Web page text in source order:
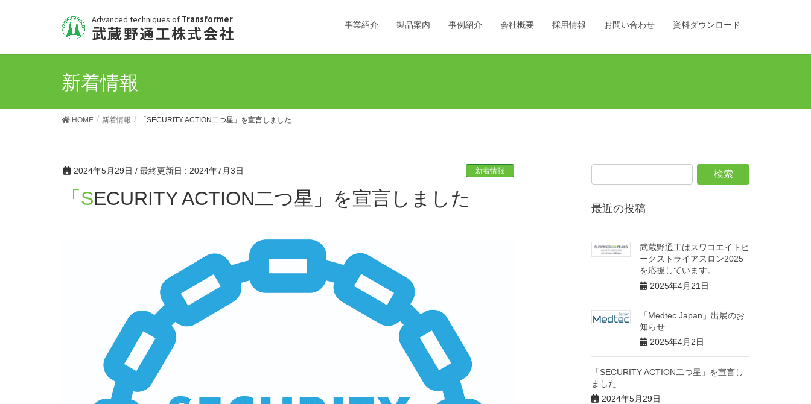
Advanced techniques of Transformer
武蔵野通工株式会社 事業紹介 製品案内 事例紹介 会社概要 採用情報 お問い合わせ 資料ダウンロード
新着情報
HOME 新着情報 「SECURITY ACTION二つ星」を宣言しました
2024年5月29日 / 最終更新日 : 2024年7月3日 新着情報
「SECURITY ACTION二つ星」を宣言しました 最近の投稿
武蔵野通工はスワコエイトピ
ークストライアスロン2025
を応援しています。
2025年4月21日
「Medtec Japan」出展のお
知らせ
2025年4月2日
「SECURITY ACTION二つ星」を宣言し
ました
2024年5月29日